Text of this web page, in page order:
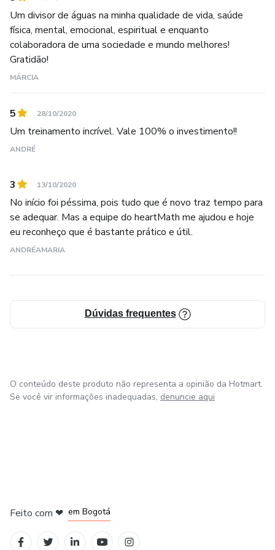
Um divisor de águas na minha qualidade de vida, saúde
física, mental, emocional, espiritual e enquanto
colaboradora de uma sociedade e mundo melhores!
Gratidão!
MÁRCIA
5 28/10/2020
Um treinamento incrível. Vale 100% o investimento!!
ANDRÉ
3 13/10/2020
No início foi péssima, pois tudo que é novo traz tempo para
se adequar. Mas a equipe do heartMath me ajudou e hoje
eu reconheço que é bastante prático e útil.
ANDRÉAMARIA
Dúvidas frequentes
O conteúdo deste produto não representa a opinião da Hotmart.
Se você vir informações inadequadas, denuncie aqui
Feito com ❤ em Bogotá